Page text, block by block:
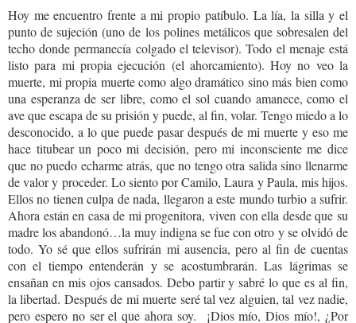
Hoy me encuentro frente a mi propio patíbulo. La lía, la silla y el
punto de sujeción (uno de los polines metálicos que sobresalen del
techo donde permanecía colgado el televisor). Todo el menaje está
listo para mi propia ejecución (el ahorcamiento). Hoy no veo la
muerte, mi propia muerte como algo dramático sino más bien como
una esperanza de ser libre, como el sol cuando amanece, como el
ave que escapa de su prisión y puede, al fin, volar. Tengo miedo a lo
desconocido, a lo que puede pasar después de mi muerte y eso me
hace titubear un poco mi decisión, pero mi inconsciente me dice
que no puedo echarme atrás, que no tengo otra salida sino llenarme
de valor y proceder. Lo siento por Camilo, Laura y Paula, mis hijos.
Ellos no tienen culpa de nada, llegaron a este mundo turbio a sufrir.
Ahora están en casa de mi progenitora, viven con ella desde que su
madre los abandonó…la muy indigna se fue con otro y se olvidó de
todo. Yo sé que ellos sufrirán mi ausencia, pero al fin de cuentas
con el tiempo entenderán y se acostumbrarán. Las lágrimas se
ensañan en mis ojos cansados. Debo partir y sabré lo que es al fin,
la libertad. Después de mi muerte seré tal vez alguien, tal vez nadie,
pero espero no ser el que ahora soy.
¡Dios mío, Dios mío!, ¿Por